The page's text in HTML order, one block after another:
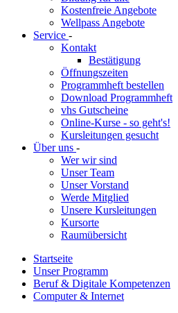
Kostenfreie Angebote
Wellpass Angebote
Service -
Kontakt
Bestätigung
Öffnungszeiten
Programmheft bestellen
Download Programmheft
vhs Gutscheine
Online-Kurse - so geht's!
Kursleitungen gesucht
Über uns -
Wer wir sind
Unser Team
Unser Vorstand
Werde Mitglied
Unsere Kursleitungen
Kursorte
Raumübersicht
Startseite
Unser Programm
Beruf & Digitale Kompetenzen
Computer & Internet